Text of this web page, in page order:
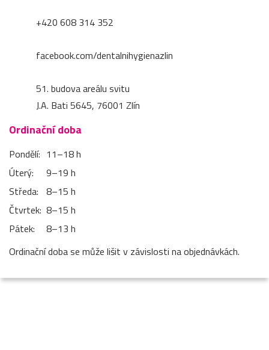
+420 608 314 352
facebook.com/dentalnihygienazlin
51. budova areálu svitu
J.A. Bati 5645, 76001 Zlín
Ordinační doba
Pondělí: 11–⁠18 h
Úterý:
9–⁠19 h
Středa: 8–⁠15 h
Čtvrtek: 8–⁠15 h
Pátek:
8–⁠13 h
Ordinační doba se může lišit v závislosti na objednávkách.